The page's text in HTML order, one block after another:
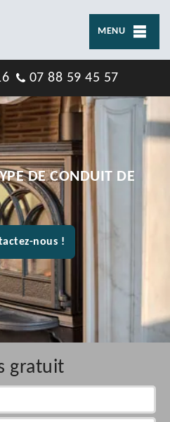
MENU
07 88 59 45 57
DE CONDUIT DE
nous !
gratuit